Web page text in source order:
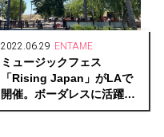
2022.06.29 ENTAME
ミュージックフェス
「Rising Japan」がLAで
開催。ボーダレスに活躍す
るあのアーティストたちが